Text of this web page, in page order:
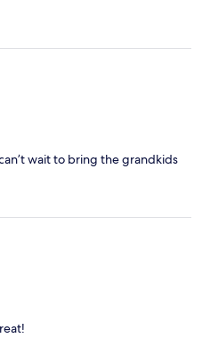
wait to bring the grandkids